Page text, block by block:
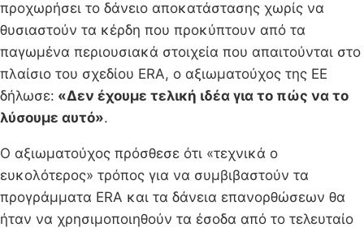
προχωρήσει το δάνειο αποκατάστασης χωρίς να
θυσιαστούν τα κέρδη που προκύπτουν από τα
παγωμένα περιουσιακά στοιχεία που απαιτούνται στο
πλαίσιο του σχεδίου ERA, ο αξιωματούχος της ΕΕ
δήλωσε: «Δεν έχουμε τελική ιδέα για το πώς να το
λύσουμε αυτό».
Ο αξιωματούχος πρόσθεσε ότι «τεχνικά ο
ευκολότερος» τρόπος για να συμβιβαστούν τα
προγράμματα ERA και τα δάνεια επανορθώσεων θα
ήταν να χρησιμοποιηθούν τα έσοδα από το τελευταίο